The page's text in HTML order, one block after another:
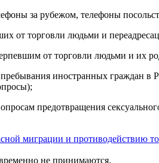
за рубежом, телефоны
от торговли людьми и
от торговли людьми и их
иностранных граждан в
предотвращения
миграции и противодействию
не принимаются.